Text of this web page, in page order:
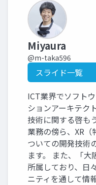
Miyaura
@m-taka596
スライド一覧
ICT業界でソフト
ションアーキテク
技術に関する啓も
業務の傍ら、XR
ついての開発技術
ます。 また、「大
所属しており、日
ニティを通して情